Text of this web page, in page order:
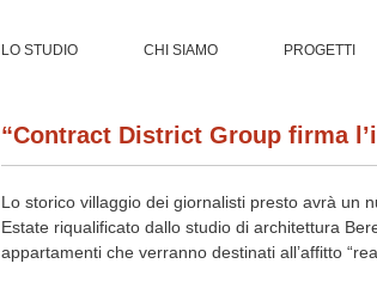
LO STUDIO CHI SIAMO PROGETTI
“Contract District Group firma
Lo storico villaggio dei giornalisti presto avrà un
Estate riqualificato dallo studio di architettura
appartamenti che verranno destinati all’affitto